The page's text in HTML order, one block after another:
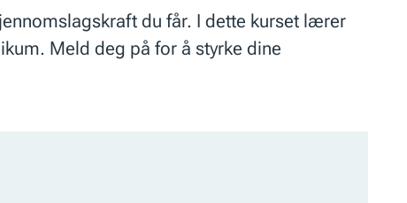
du får. I dette kurset lærer
Meld deg på for å styrke dine